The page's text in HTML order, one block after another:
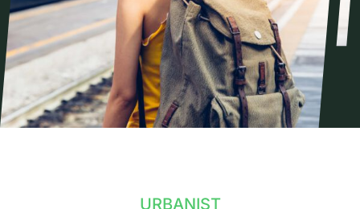
URBANIST